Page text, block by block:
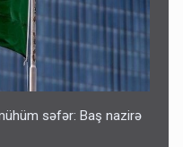
səfər: Baş nazirə